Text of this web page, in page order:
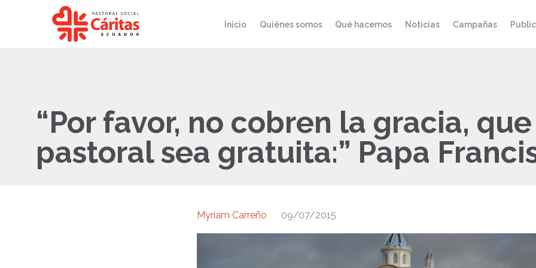
Inicio Quiénes somos Qué hacemos Noticias Campañas
“Por favor, no cobren la gracia,
pastoral sea gratuita:” Papa
Myriam Carreño 09/07/2015